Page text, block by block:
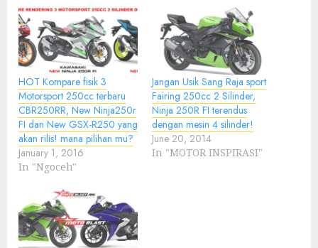
HOT Kompare fisik 3
Motorsport 250cc terbaru
CBR250RR, New Ninja250r
FI dan New GSX-R250 yang
akan rilis! mana pilihan mu?
January 1, 2016
In "Ngoceh"
Jangan Usik Sang Raja sport
Fairing 250cc 2 Silinder,
Ninja 250R FI terendus
dengan mesin 4 silinder!
June 20, 2014
In "MOTOR INSPIRASI"